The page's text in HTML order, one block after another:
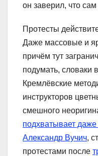
он заверил, что
Протесты
Даже массовые и
причём тут
подумать, словаки
Кремлёвские
инструкторов
смешного
подхватывает
Александр Вучич,
протестами после